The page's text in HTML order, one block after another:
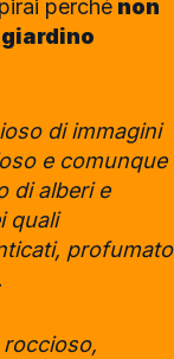
perché non
di immagini
e comunque
di alberi e
quali
profumato
roccioso,